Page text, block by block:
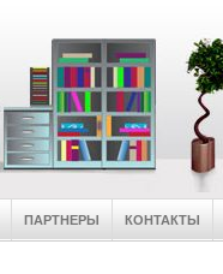
ПАРТНЕРЫ КОНТАКТЫ